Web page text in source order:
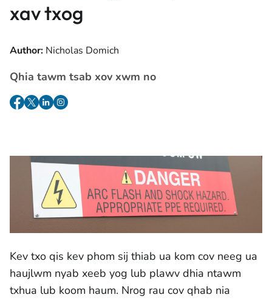
xav txog
Author: Nicholas Domich
Qhia tawm tsab xov xwm no
Kev txo qis kev phom sij thiab ua kom cov neeg ua
haujlwm nyab xeeb yog lub plawv dhia ntawm
txhua lub koom haum. Nrog rau cov qhab nia